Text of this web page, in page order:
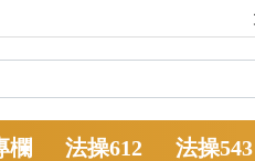
欄 法操612 法操543